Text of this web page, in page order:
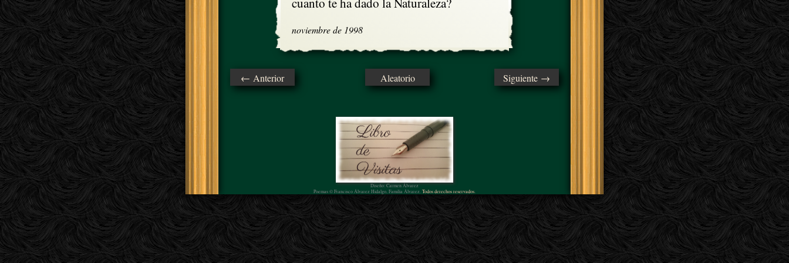
noviembre de 1998
← Anterior Aleatorio Siguiente →
Diseño: Carmen Álvarez
Poemas © Francisco Álvarez Hidalgo, Familia Álvarez. Todos derechos reservados.